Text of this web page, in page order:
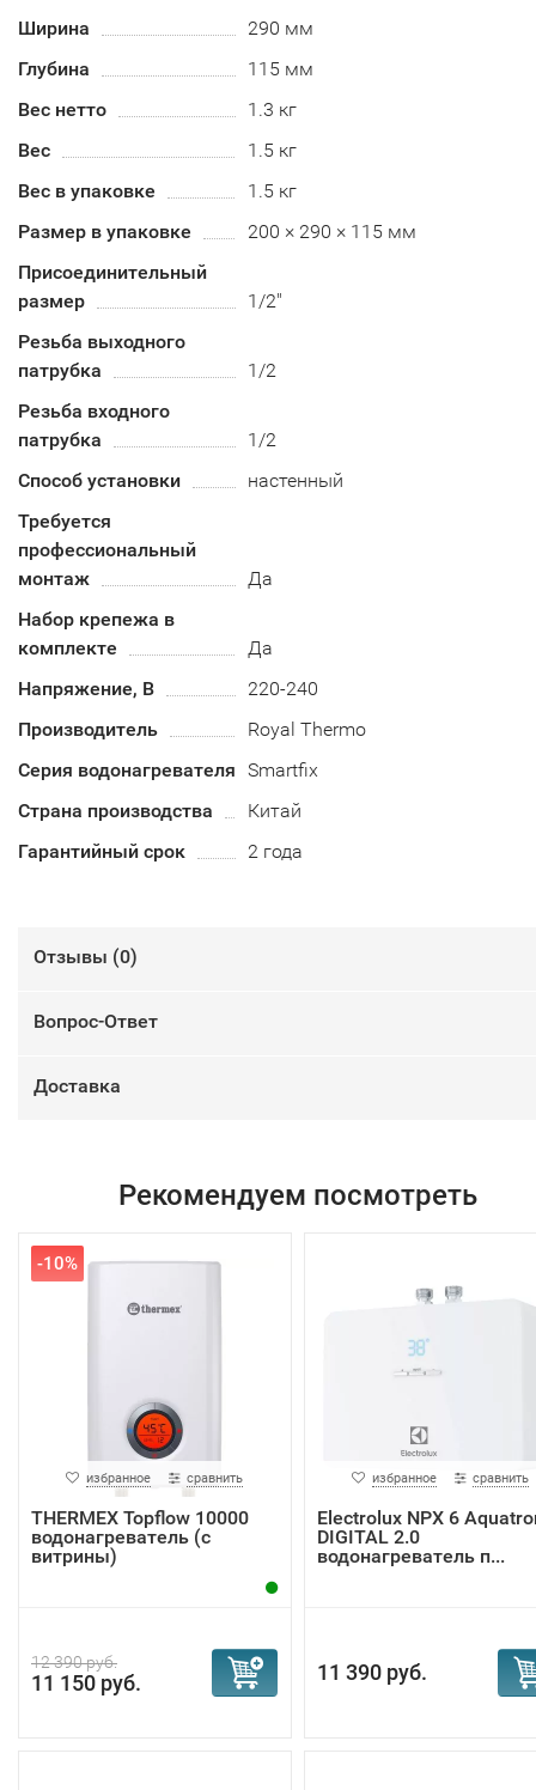
Ширина
290 мм
Глубина
115 мм
Вес нетто
1.3 кг
Вес
1.5 кг
Вес в упаковке
1.5 кг
Размер в упаковке
200 × 290 × 115 мм
Присоединительный
размер
1/2"
Резьба выходного
патрубка
1/2
Резьба входного
патрубка
1/2
Способ установки
настенный
Требуется
профессиональный
монтаж
Да
Набор крепежа в
комплекте
Да
Напряжение, В
220-240
Производитель
Royal Thermo
Серия водонагревателя Smartfix
Страна производства
Китай
Гарантийный срок
2 года
Отзывы (0)
Вопрос-Ответ
Доставка
Рекомендуем посмотреть
-10%
избранное сравнить
THERMEX Topflow 10000
водонагреватель (с
витрины)
12 390 руб.
11 150 руб.
избранное сравнить
Electrolux NPX 6
DIGITAL 2.0
водонагреватель п...
11 390 руб.